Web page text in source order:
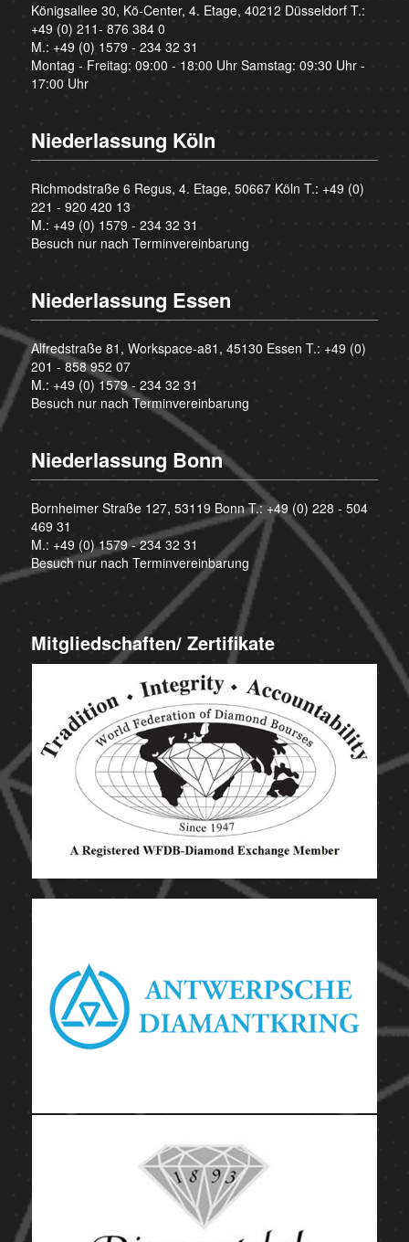
Königsallee 30, Kö-Center, 4. Etage, 40212 Düsseldorf T.:
+49 (0) 211- 876 384 0
M.: +49 (0) 1579 - 234 32 31
Montag - Freitag: 09:00 - 18:00 Uhr Samstag: 09:30 Uhr -
17:00 Uhr
Niederlassung Köln
Richmodstraße 6 Regus, 4. Etage, 50667 Köln T.: +49 (0)
221 - 920 420 13
M.: +49 (0) 1579 - 234 32 31
Besuch nur nach Terminvereinbarung
Niederlassung Essen
Alfredstraße 81, Workspace-a81, 45130 Essen T.: +49 (0)
201 - 858 952 07
M.: +49 (0) 1579 - 234 32 31
Besuch nur nach Terminvereinbarung
Niederlassung Bonn
Bornheimer Straße 127, 53119 Bonn T.:+49 (0) 228 - 504
469 31
M.: +49 (0) 1579 - 234 32 31
Besuch nur nach Terminvereinbarung
Mitgliedschaften/ Zertifikate